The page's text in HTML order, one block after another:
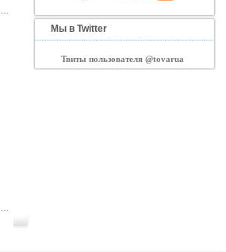
Мы в Twitter
Твиты пользователя @tovarua